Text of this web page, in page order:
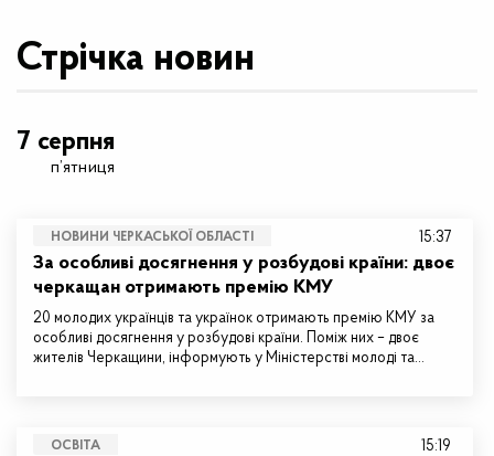
Стрічка новин
7 серпня
п’ятниця
НОВИНИ ЧЕРКАСЬКОЇ ОБЛАСТІ
За особливі досягнення у розбудові країни: двоє
черкащан отримають премію КМУ
20 молодих українців та українок отримають премію КМУ за
особливі досягнення у розбудові країни. Поміж них – двоє
жителів Черкащини, інформують у Міністерстві молоді та…
15:37
ОСВІТА 15:19